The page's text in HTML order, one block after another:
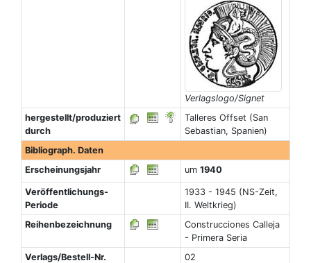
Verlagslogo/Signet
hergestellt/produziert
durch
Talleres Offset (San
Sebastian, Spanien)
Bibliograph. Daten
Erscheinungsjahr
um 1940
Veröffentlichungs-
Periode
1933 - 1945 (NS-Zeit,
II. Weltkrieg)
Reihenbezeichnung
Construcciones Calleja
- Primera Seria
Verlags/Bestell-Nr.
02